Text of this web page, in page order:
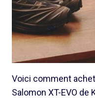
Voici comment
Salomon XT-EVO de